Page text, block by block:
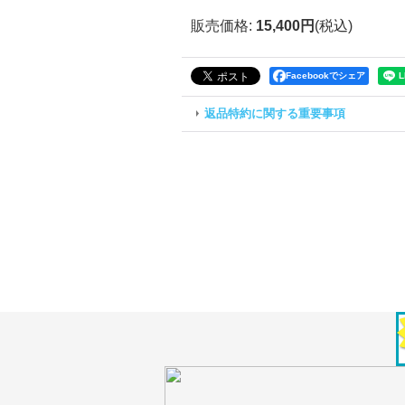
販売価格: 15,400円 (税込)
Facebookでシェア
返品特約に関する重要事項